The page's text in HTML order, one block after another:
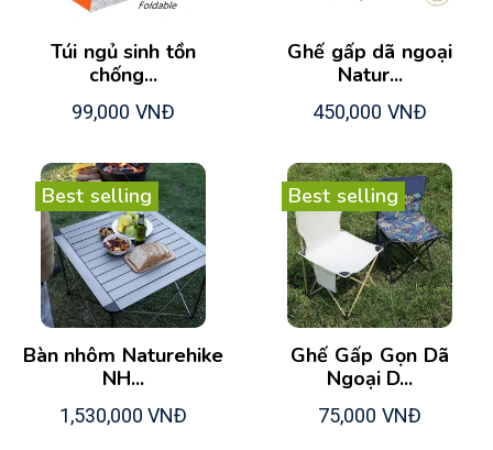
Túi ngủ sinh tồn
chống...
99,000 VNĐ
Ghế gấp dã ngoại
Natur...
450,000 VNĐ
Best selling
Bàn nhôm Naturehike
NH...
1,530,000 VNĐ
Best selling
Ghế Gấp Gọn Dã
Ngoại D...
75,000 VNĐ